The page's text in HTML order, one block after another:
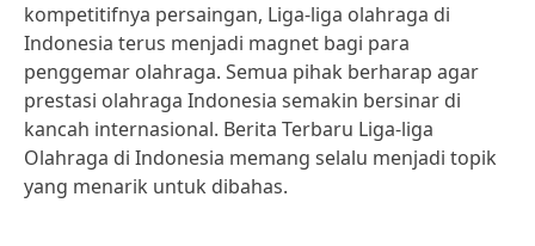
kompetitifnya persaingan, Liga-liga olahraga di
Indonesia terus menjadi magnet bagi para
penggemar olahraga. Semua pihak berharap agar
prestasi olahraga Indonesia semakin bersinar di
kancah internasional. Berita Terbaru Liga-liga
Olahraga di Indonesia memang selalu menjadi topik
yang menarik untuk dibahas.